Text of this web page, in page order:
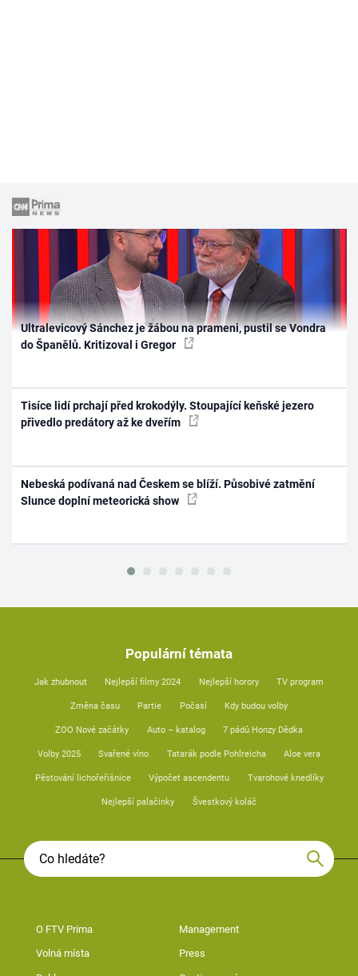
Ultralevicový Sánchez je žábou na prameni, pustil se Vondra
do Španělů. Kritizoval i Gregor
Tisíce lidí prchají před krokodýly. Stoupající keňské jezero
přivedlo predátory až ke dveřím
Nebeská podívaná nad Českem se blíží. Působivé zatmění
Slunce doplní meteorická show
Populární témata
Jak zhubnout Nejlepší filmy 2024 Nejlepší horory TV program
Změna času Partie Počasí Kdy budou volby
ZOO Nové začátky Auto – katalog 7 pádů Honzy Dědka
Volby 2025 Svařené víno Tatarák podle Pohlreicha Aloe vera
Pěstování lichořeřišnice Výpočet ascendentu Tvarohové knedlíky
Nejlepší palačinky Švestkový koláč
O FTV Prima Management
Volná místa Press